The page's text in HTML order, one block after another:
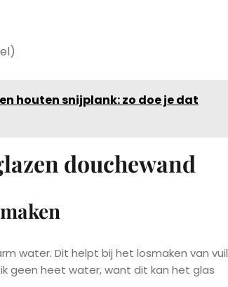
houten snijplank: zo doe je dat
douchewand
water. Dit helpt bij het losmaken van vuil
geen heet water, want dit kan het glas